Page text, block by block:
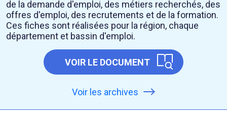
de la demande d'emploi, des métiers recherchés, des
offres d'emploi, des recrutements et de la formation.
Ces fiches sont réalisées pour la région, chaque
département et bassin d'emploi.
VOIR LE DOCUMENT
Voir les archives